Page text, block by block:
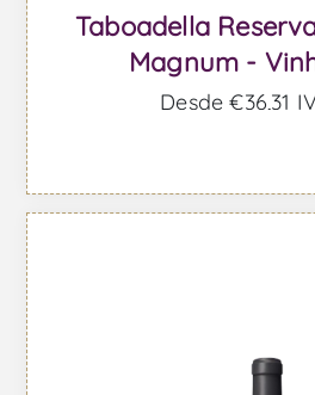
Taboadella
Magnum -
Desde €36,31